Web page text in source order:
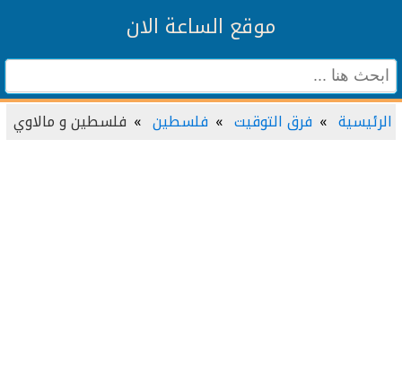
موقع الساعة الان
الرئيسية فرق التوقيت فلسطين فلسطين و مالاوي